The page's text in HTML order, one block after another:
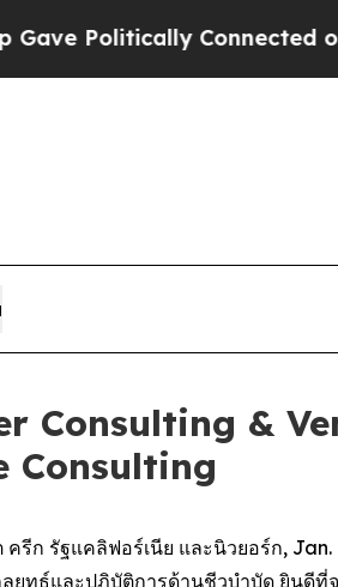
Connected oil
Consulting &
Consulting
ครีก รัฐแคลิฟอร์เนีย และนิวยอร์ก, Jan.
ยุทธ์และปฏิบัติการด้านชีวบำบัด ยินดีที่